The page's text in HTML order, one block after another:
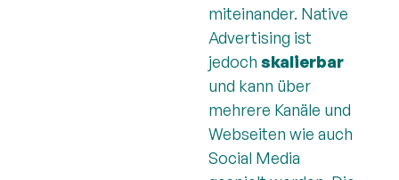
miteinander. Native
Advertising ist
jedoch skalierbar
und kann über
mehrere Kanäle und
Webseiten wie auch
Social Media